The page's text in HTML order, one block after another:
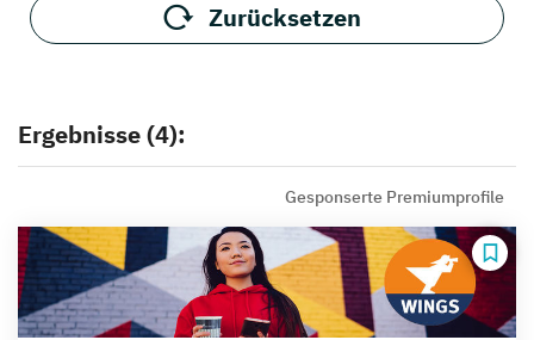
Zurücksetzen
Ergebnisse (4):
Gesponserte Premiumprofile